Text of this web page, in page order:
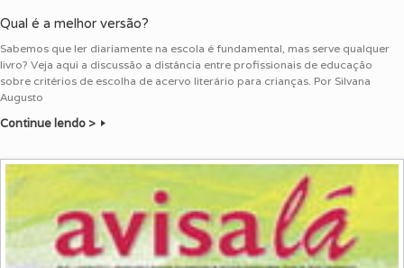
Qual é a melhor versão?
Sabemos que ler diariamente na escola é fundamental, mas serve qualquer
livro? Veja aqui a discussão a distância entre profissionais de educação
sobre critérios de escolha de acervo literário para crianças. Por Silvana
Augusto
Continue lendo >